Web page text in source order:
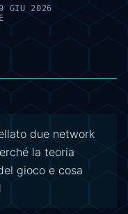
GIU 2026
due network
la teoria
gioco e cosa